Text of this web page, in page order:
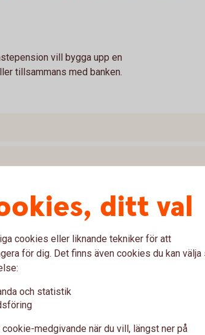
vill bygga upp en
tillsammans med banken.
ditt val
cookies eller liknande tekniker för att
för dig. Det finns även cookies du kan välja
och statistik
medgivande när du vill, längst ner på